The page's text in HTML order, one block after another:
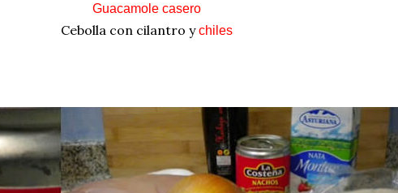
Guacamole casero
Cebolla con cilantro ychiles